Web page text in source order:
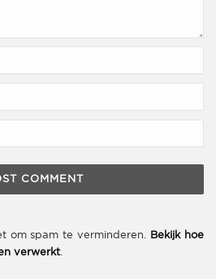
om spam te verminderen.
Bekijk hoe
verwerkt.